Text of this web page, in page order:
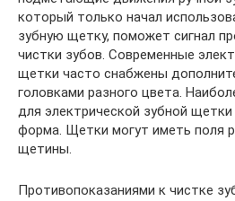
который только начал
зубную щетку, поможет сигнал
чистки зубов. Современные
щетки часто снабжены
головками разного цвета.
для электрической зубной щетки
форма. Щетки могут иметь поля
щетины.
Противопоказаниями к чистке